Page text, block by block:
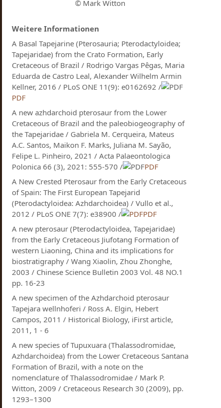
© Mark Witton
Weitere Informationen
A Basal Tapejarine (Pterosauria; Pterodactyloidea;
Tapejaridae) from the Crato Formation, Early
Cretaceous of Brazil / Rodrigo Vargas Pêgas, Maria
Eduarda de Castro Leal, Alexander Wilhelm Armin
Kellner, 2016 / PLoS ONE 11(9): e0162692 /
PDF
A new azhdarchoid pterosaur from the Lower
Cretaceous of Brazil and the paleobiogeography of
the Tapejaridae / Gabriela M. Cerqueira, Mateus
A.C. Santos, Maikon F. Marks, Juliana M. Sayão,
Felipe L. Pinheiro, 2021 / Acta Palaeontologica
Polonica 66 (3), 2021: 555-570 /
PDF
A New Crested Pterosaur from the Early Cretaceous
of Spain: The First European Tapejarid
(Pterodactyloidea: Azhdarchoidea) / Vullo et al.,
2012 / PLoS ONE 7(7): e38900 /
PDF
A new pterosaur (Pterodactyloidea, Tapejaridae)
from the Early Cretaceous Jiufotang Formation of
western Liaoning, China and its implications for
biostratigraphy / Wang Xiaolin, Zhou Zhonghe,
2003 / Chinese Science Bulletin 2003 Vol. 48 NO.1
pp. 16-23
A new specimen of the Azhdarchoid pterosaur
Tapejara wellnhoferi / Ross A. Elgin, Hebert
Campos, 2011 / Historical Biology, iFirst article,
2011, 1 - 6
A new species of Tupuxuara (Thalassodromidae,
Azhdarchoidea) from the Lower Cretaceous Santana
Formation of Brazil, with a note on the
nomenclature of Thalassodromidae / Mark P.
Witton, 2009 / Cretaceous Research 30 (2009), pp.
1293–1300